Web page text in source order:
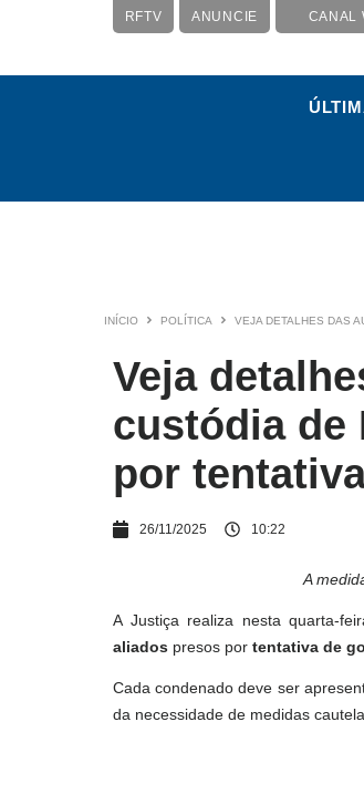
RFTV ANUNCIE CANAL
INÍCIO POLÍTICA VEJA DETALHES DAS
Veja
custódia de
por
26/11/2025 10:22
A
A Justiça realiza nesta quarta-
aliados presos por tentativa de
Cada condenado deve ser
da necessidade de medidas